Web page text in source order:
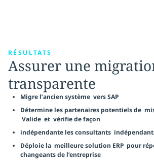
RÉSULTATS
Assurer une
transparente
Migre l’ancien système vers SAP
Détermine les partenaires potentiels de
Valide et vérifie de façon
indépendante les consultants
Déploie la meilleure solution ERP pour
changeants de l’entreprise